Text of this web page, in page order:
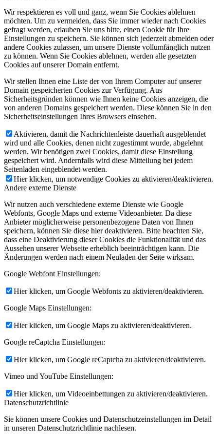
Wir respektieren es voll und ganz, wenn Sie Cookies ablehnen
möchten. Um zu vermeiden, dass Sie immer wieder nach Cookies
gefragt werden, erlauben Sie uns bitte, einen Cookie für Ihre
Einstellungen zu speichern. Sie können sich jederzeit abmelden oder
andere Cookies zulassen, um unsere Dienste vollumfänglich nutzen
zu können. Wenn Sie Cookies ablehnen, werden alle gesetzten
Cookies auf unserer Domain entfernt.
Wir stellen Ihnen eine Liste der von Ihrem Computer auf unserer
Domain gespeicherten Cookies zur Verfügung. Aus
Sicherheitsgründen können wie Ihnen keine Cookies anzeigen, die
von anderen Domains gespeichert werden. Diese können Sie in den
Sicherheitseinstellungen Ihres Browsers einsehen.
Aktivieren, damit die Nachrichtenleiste dauerhaft ausgeblendet
wird und alle Cookies, denen nicht zugestimmt wurde, abgelehnt
werden. Wir benötigen zwei Cookies, damit diese Einstellung
gespeichert wird. Andernfalls wird diese Mitteilung bei jedem
Seitenladen eingeblendet werden.
Hier klicken, um notwendige Cookies zu aktivieren/deaktivieren.
Andere externe Dienste
Wir nutzen auch verschiedene externe Dienste wie Google
Webfonts, Google Maps und externe Videoanbieter. Da diese
Anbieter möglicherweise personenbezogene Daten von Ihnen
speichern, können Sie diese hier deaktivieren. Bitte beachten Sie,
dass eine Deaktivierung dieser Cookies die Funktionalität und das
Aussehen unserer Webseite erheblich beeinträchtigen kann. Die
Änderungen werden nach einem Neuladen der Seite wirksam.
Google Webfont Einstellungen:
Hier klicken, um Google Webfonts zu aktivieren/deaktivieren.
Google Maps Einstellungen:
Hier klicken, um Google Maps zu aktivieren/deaktivieren.
Google reCaptcha Einstellungen:
Hier klicken, um Google reCaptcha zu aktivieren/deaktivieren.
Vimeo und YouTube Einstellungen:
Hier klicken, um Videoeinbettungen zu aktivieren/deaktivieren.
Datenschutzrichtlinie
Sie können unsere Cookies und Datenschutzeinstellungen im Detail
in unseren Datenschutzrichtlinie nachlesen.